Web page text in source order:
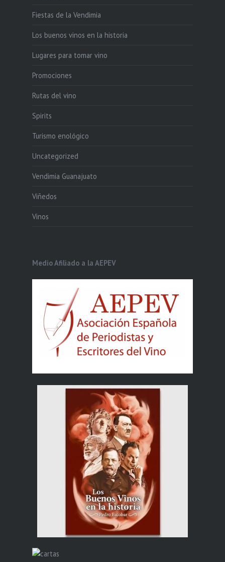
Fiestas de la Vendimia
Los buenos vinos en la historia
Lugares para tomar vino
Promociones
Rutas del vino
Spirits
Turismo enológico
Uncategorized
Vendimia Guanajuato
Viñedos
Vinos
Medio Afiliado a la AEPEV